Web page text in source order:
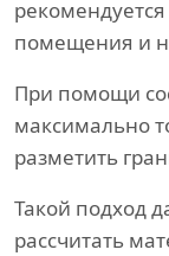
помещения и
При помощи
максимально
разметить
Такой подход
рассчитать